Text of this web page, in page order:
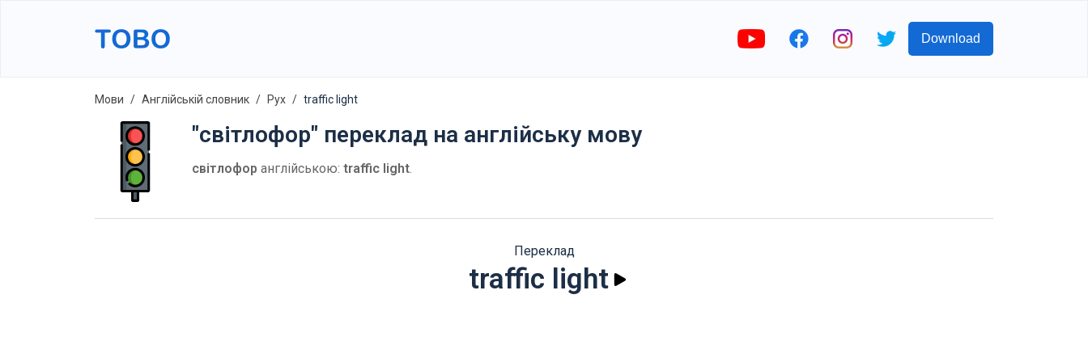
Download
Мови Англійській словник Рух traffic light
"світлофор" переклад на англійську мову
світлофор англійською: traffic light.
Переклад
traffic light